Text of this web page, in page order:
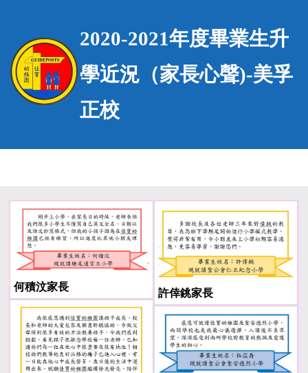
2020-2021年度畢業生升
學近況（家長心聲)-美孚
正校
何積汶家長
許倖銚家長